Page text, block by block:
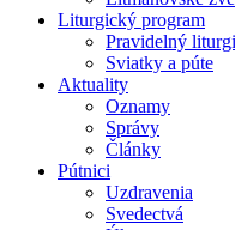
Liturgický program
Pravidelný
Sviatky a púte
Aktuality
Oznamy
Správy
Články
Pútnici
Uzdravenia
Svedectvá